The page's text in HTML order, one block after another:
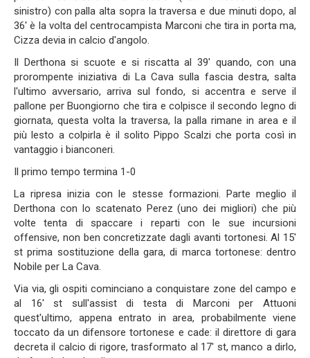
sinistro) con palla alta sopra la traversa e due minuti dopo, al
36' è la volta del centrocampista Marconi che tira in porta ma,
Cizza devia in calcio d'angolo.
Il Derthona si scuote e si riscatta al 39' quando, con una
prorompente iniziativa di La Cava sulla fascia destra, salta
l'ultimo avversario, arriva sul fondo, si accentra e serve il
pallone per Buongiorno che tira e colpisce il secondo legno di
giornata, questa volta la traversa, la palla rimane in area e il
più lesto a colpirla è il solito Pippo Scalzi che porta così in
vantaggio i bianconeri.
Il primo tempo termina 1-0
La ripresa inizia con le stesse formazioni. Parte meglio il
Derthona con lo scatenato Perez (uno dei migliori) che più
volte tenta di spaccare i reparti con le sue incursioni
offensive, non ben concretizzate dagli avanti tortonesi. Al 15'
st prima sostituzione della gara, di marca tortonese: dentro
Nobile per La Cava.
Via via, gli ospiti cominciano a conquistare zone del campo e
al 16' st sull'assist di testa di Marconi per Attuoni
quest'ultimo, appena entrato in area, probabilmente viene
toccato da un difensore tortonese e cade: il direttore di gara
decreta il calcio di rigore, trasformato al 17' st, manco a dirlo,